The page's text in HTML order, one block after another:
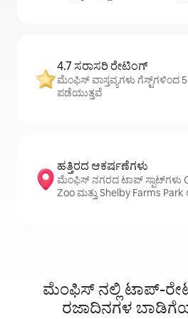
4.7 ಸರಾಸರಿ ರೇಟಿಂಗ್
ಮೆಂಫಿಸ್ ವಾಸ್ತವ್ಯಗಳು ಗೆಸ್ಟ್‌ಗಳಿಂದ
ಪಡೆಯುತ್ತವೆ
ಹತ್ತಿರದ ಆಕರ್ಷಣೆಗಳು
ಮೆಂಫಿಸ್ ನಗರದ ಟಾಪ್ ಸ್ಪಾಟ್‌ಗಳು
Zoo ಮತ್ತು Shelby Farms
ಮೆಂಫಿಸ್ ನಲ್ಲಿ ಟಾಪ್-
ರಜಾದಿನಗಳ